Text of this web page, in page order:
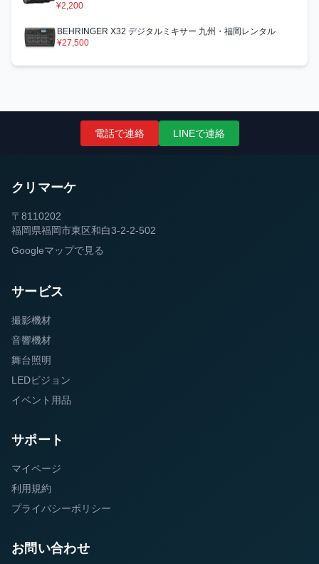
¥2,200
BEHRINGER X32 デジタルミキサー 九州・福岡レンタル
¥27,500
電話で連絡 LINEで連絡
クリマーケ
〒8110202
福岡県福岡市東区和白3-2-2-502
Googleマップで見る
サービス
撮影機材
音響機材
舞台照明
LEDビジョン
イベント用品
サポート
マイページ
利用規約
プライバシーポリシー
お問い合わせ